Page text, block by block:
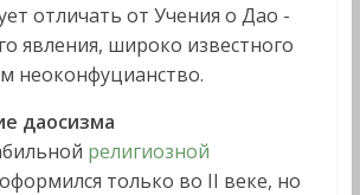
отличать от Учения о Дао -
явления, широко известного
неоконфуцианство.
даосизма
религиозной
оформился только во II веке, но